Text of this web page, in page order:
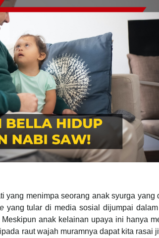
yang menimpa seorang anak syurga yang
yang tular di media sosial dijumpai dalam
Meskipun anak kelainan upaya ini hanya
raut wajah muramnya dapat kita rasai